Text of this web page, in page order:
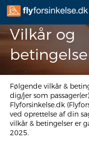
Om os
Dine
FAQ
Vilkår og
Følgende vilkår &
dig/jer som
Flyforsinkelse.dk
ved oprettelse af din
vilkår & betingelser er
2025.